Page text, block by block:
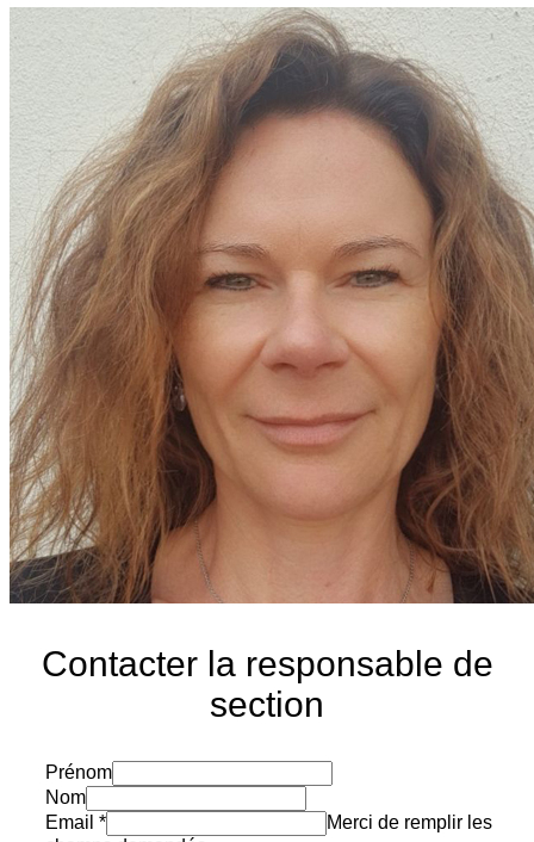
Contacter la responsable de
section
Prénom
Nom
Email *
Merci de remplir les